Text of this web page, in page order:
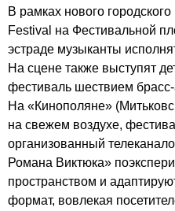
В рамках нового
Festival на Фестивальной
эстраде музыканты
На сцене также выступят
фестиваль шествием
На «Кинополяне»
на свежем воздухе,
организованный
Романа Виктюка»
пространством и
формат, вовлекая